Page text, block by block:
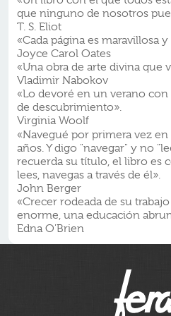
que ninguno de nosotros
T. S. Eliot
«Cada página es maravillosa
Joyce Carol Oates
«Una obra de arte divina que
Vladimir Nabokov
«Lo devoré en un verano
de descubrimiento».
Virginia Woolf
«Navegué por primera vez en
años. Y digo "navegar" y no
recuerda su título, el libro es
lees, navegas a través de él».
John Berger
«Crecer rodeada de su
enorme, una educación
Edna O'Brien